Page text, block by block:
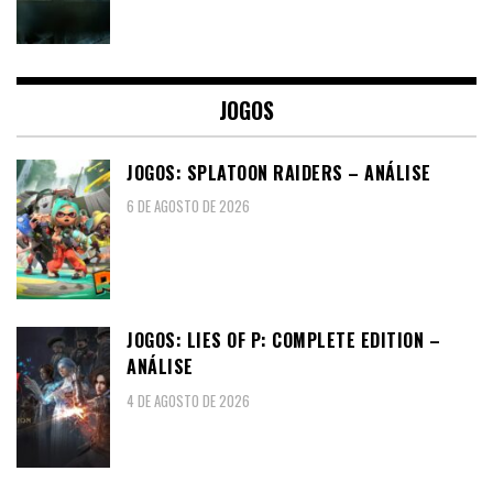
JOGOS
JOGOS: SPLATOON RAIDERS – ANÁLISE
6 DE AGOSTO DE 2026
JOGOS: LIES OF P: COMPLETE EDITION –
ANÁLISE
4 DE AGOSTO DE 2026